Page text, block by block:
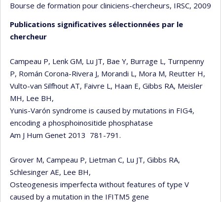
Bourse de formation pour cliniciens-chercheurs, IRSC, 2009
Publications significatives sélectionnées par le
chercheur
Campeau P, Lenk GM, Lu JT, Bae Y, Burrage L, Turnpenny
P, Román Corona-Rivera J, Morandi L, Mora M, Reutter H,
Vulto-van Silfhout AT, Faivre L, Haan E, Gibbs RA, Meisler
MH, Lee BH,
Yunis-Varón syndrome is caused by mutations in FIG4,
encoding a phosphoinositide phosphatase
Am J Hum Genet 2013 781-791.
Grover M, Campeau P, Lietman C, Lu JT, Gibbs RA,
Schlesinger AE, Lee BH,
Osteogenesis imperfecta without features of type V
caused by a mutation in the IFITM5 gene